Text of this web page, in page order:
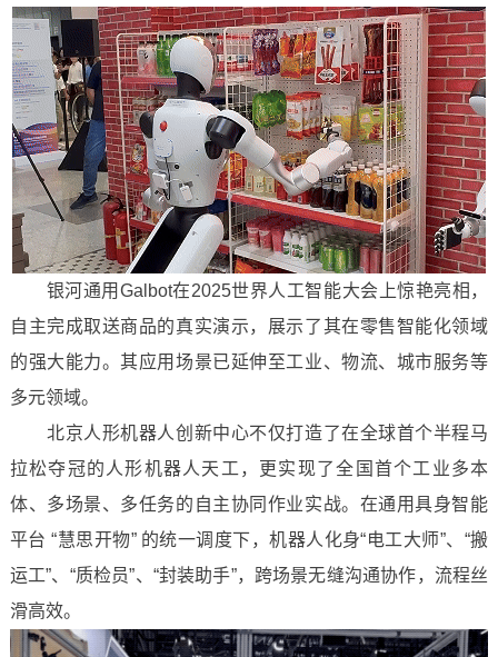
银河通用Galbot在2025世界人工智能大会上惊艳亮相，
自主完成取送商品的真实演示，展示了其在零售智能化领域
的强大能力。其应用场景已延伸至工业、物流、城市服务等
多元领域。
北京人形机器人创新中心不仅打造了在全球首个半程马
拉松夺冠的人形机器人天工，更实现了全国首个工业多本
体、多场景、多任务的自主协同作业实战。在通用具身智能
平台 “慧思开物” 的统一调度下，机器人化身“电工大师”、“搬
运工”、“质检员”、“封装助手”，跨场景无缝沟通协作，流程丝
滑高效。